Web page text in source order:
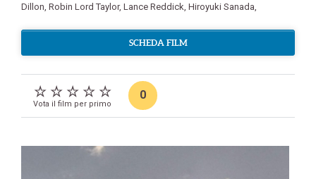
Dillon Robin Lord Taylor, Lance Reddick Hiroyuki Sanada
SCHEDA FILM
Vota il film per primo
0